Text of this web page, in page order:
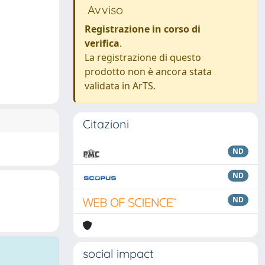
Avviso
Registrazione in corso di
verifica.
La registrazione di questo
prodotto non è ancora stata
validata in ArTS.
Citazioni
ND
ND
ND
social impact